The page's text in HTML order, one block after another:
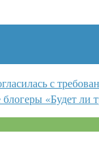
с
«Будет ли